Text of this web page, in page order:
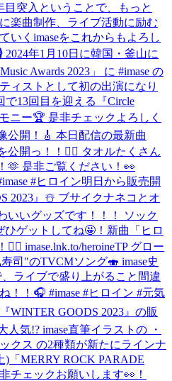
目突入ということで、もっと
楽曲制作、ライブ活動に励む
いくimaseをこれからもよろし
2024年1月10日に韓国・釜山に
Awards 2023」 に #imase の
ィストとして初の出演になり
で13回目を迎える『Circle
ニー🏆 是非チェックよろしく
公開！🎸 本日配信の最新曲
公開っ！！🦸‍♀️ タオルたくさん
🫶 是非ご覧ください！👀
#ヒロイン明日から販売開
2023』☃️ ブサイクナネコとオ
いいグッズです！！！ ソック
ゲットしてね🤩！ 新曲「ヒロ
imase.lnk.to/heroineTP グロー
司"のTVCMソング🍣 imase史
ライブで盛り上がること間違
！！🎧 #imase #ヒロイン #元気
WINTER GOODS 2023』の販
気!? imase直筆イラストの ・
クス の2種類が新たにラインナ
)「MERRY ROCK PARADE
チェックお願いします👀！